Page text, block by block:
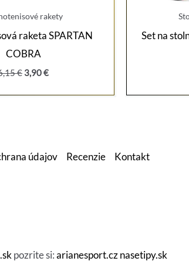
rakety
raketa SPARTAN
COBRA
€ Pôvodná
bola:
3,90€Aktuálna
je:
Set na
údajov Recenzie Kontakt
pozrite si:arianesport.cznasetipy.sk